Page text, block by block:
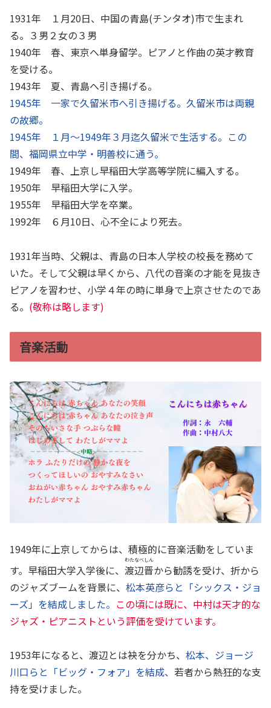
1931年 １月20日、中国の青島(チンタオ)市で生まれ
る。３男２女の３男
1940年 春、東京へ単身留学。ピアノと作曲の英才教育
を受ける。
1943年 夏、青島へ引き揚げる。
1945年 一家で久留米市へ引き揚げる。久留米市は両親
の故郷。
1945年 １月～1949年３月迄久留米で生活する。この
間、福岡県立中学・明善校に通う。
1949年 春、上京し早稲田大学高等学院に編入する。
1950年 早稲田大学に入学。
1955年 早稲田大学を卒業。
1992年 ６月10日、心不全により死去。
1931年当時、父親は、青島の日本人学校の校長を務めて
いた。そして父親は早くから、八代の音楽の才能を見抜き
ピアノを習わせ、小学４年の時に単身で上京させたのであ
る。 (敬称は略します)
音楽活動
1949年に上京してからは、積極的に音楽活動をしていま
す。早稲田大学入学後に、 渡辺晋
わたなべしん
から勧誘を受け、折から
のジャズブームを背景に、 松本英彦らと「シックス・ジョ
ーズ」を結成しました。 この頃には既に、中村は天才的な
ジャズ・ピアニストという評価を受けています。
1953年になると、渡辺とは袂を分かち、 松本、ジョージ
川口らと「ビッグ・フォア」を結成、 若者から熱狂的な支
持を受けました。